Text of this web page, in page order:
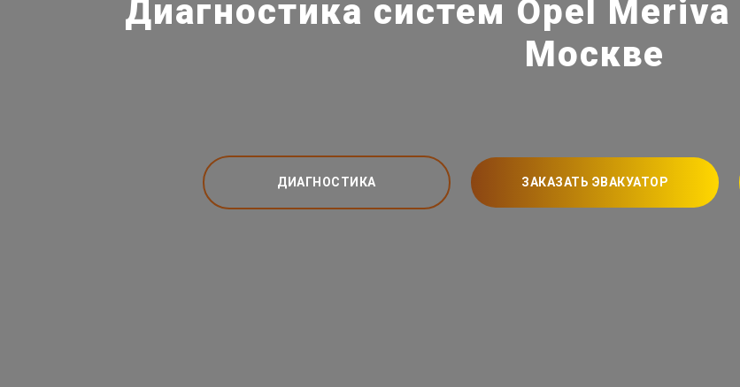
Диагностика систем Opel
Москве
ДИАГНОСТИКА ЗАКАЗАТЬ ЭВАКУАТОР